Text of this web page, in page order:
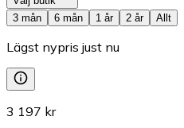
3 mån
6 mån 1 år 2 år Allt
Lägst nypris just nu
3 197 kr